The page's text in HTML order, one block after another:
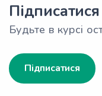
Будьте в курсі
Підписатися